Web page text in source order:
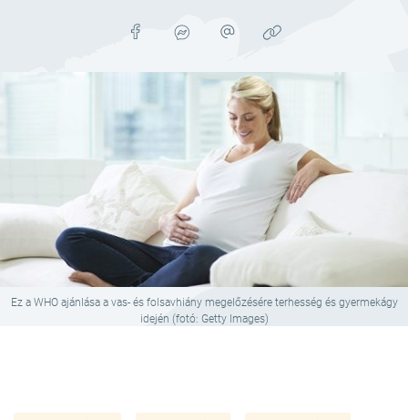
Ez a WHO ajánlása a vas- és folsavhiány megelőzésére terhesség és gyermekágy
idején (fotó: Getty Images)